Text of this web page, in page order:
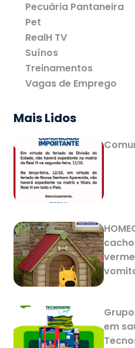
Pecuária Pantaneira
Pet
RealH TV
Suínos
Treinamentos
Vagas de Emprego
Mais Lidos
em